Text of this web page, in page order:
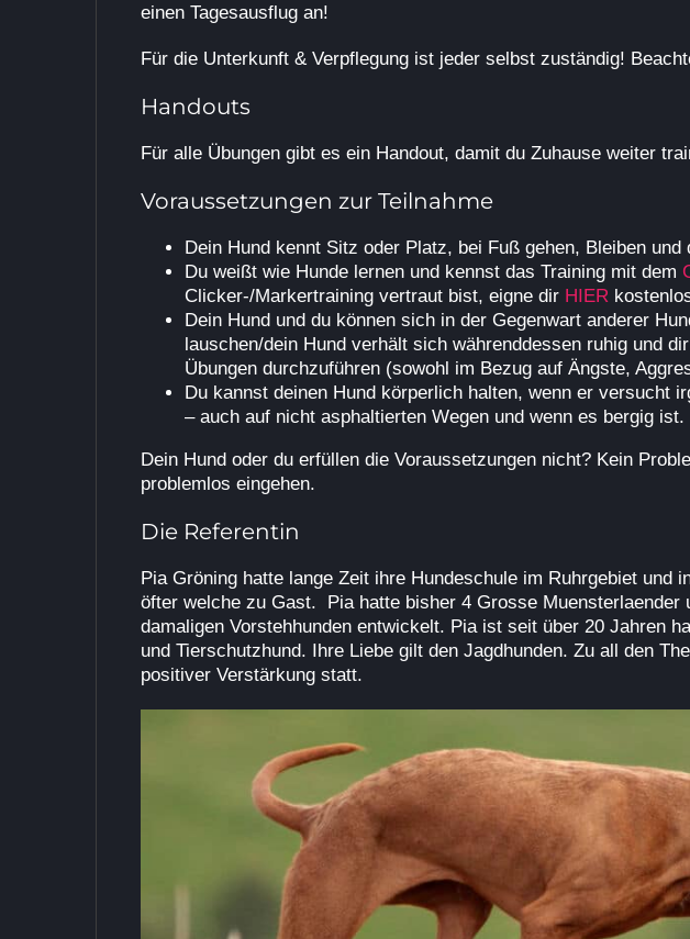
einen Tagesausflug an!
Für die Unterkunft & Verpflegung ist jeder selbst zuständig!
Handouts
Für alle Übungen gibt es ein Handout, damit du Zuhause weiter
Voraussetzungen zur Teilnahme
Dein Hund kennt Sitz oder Platz, bei Fuß gehen, Bleiben
Du weißt wie Hunde lernen und kennst das Training mit dem
Clicker-/Markertraining vertraut bist, eigne dir HIER
Dein Hund und du können sich in der Gegenwart anderer
lauschen/dein Hund verhält sich währenddessen ruhig und
Übungen durchzuführen (sowohl im Bezug auf Ängste,
Du kannst deinen Hund körperlich halten, wenn er versucht
– auch auf nicht asphaltierten Wegen und wenn es bergig ist.
Dein Hund oder du erfüllen die Voraussetzungen nicht? Kein
problemlos eingehen.
Die Referentin
Pia Gröning hatte lange Zeit ihre Hundeschule im Ruhrgebiet
öfter welche zu Gast. Pia hatte bisher 4 Grosse
damaligen Vorstehhunden entwickelt. Pia ist seit über 20 Jahren
und Tierschutzhund. Ihre Liebe gilt den Jagdhunden. Zu all den
positiver Verstärkung statt.